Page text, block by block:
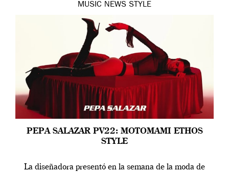
MUSIC NEWS STYLE
PEPA SALAZAR PV22: MOTOMAMI ETHOS
STYLE
La diseñadora presentó en la semana de la moda de